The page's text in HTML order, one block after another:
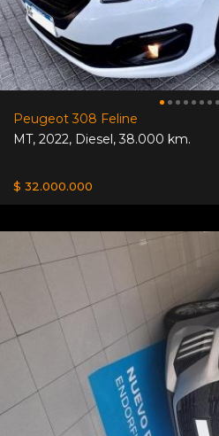
Peugeot 308 Feline
MT, 2022, Diesel,38.000 km.
$ 32.000.000